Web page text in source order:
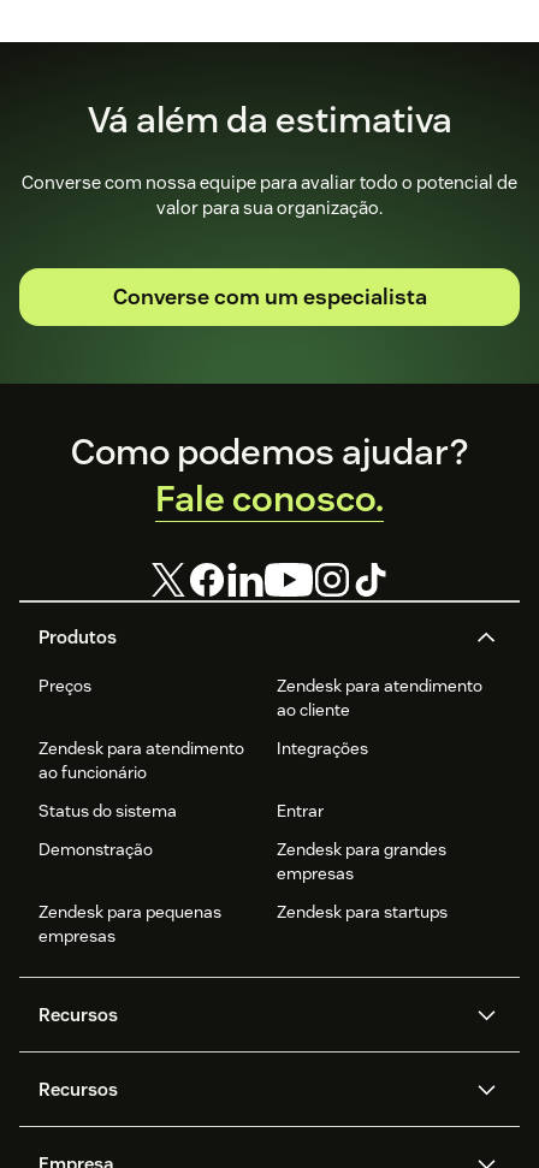
Vá além da estimativa
Converse com nossa equipe para avaliar todo o potencial de
valor para sua organização.
Converse com um especialista
Footer
Produtos
Preços
Zendesk para atendimento
ao cliente
Zendesk para atendimento
ao funcionário
Integrações
Status do sistema
Entrar
Demonstração
Zendesk para grandes
empresas
Zendesk para pequenas
empresas
Zendesk para startups
Recursos
Zendesk AI
Mensagens e chat em tempo
real
Recursos
Como podemos ajudar?
Fale conosco.